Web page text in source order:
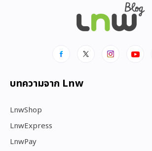
บทความจาก Lnw
LnwShop
LnwExpress
LnwPay